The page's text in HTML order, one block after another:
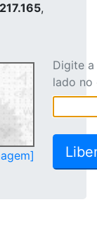
,
Digite
lado no